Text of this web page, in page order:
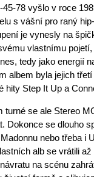
45-78 vyšlo v roce
s vášní pro raný
je vynesly na
vlastnímu
tedy jako energií
albem byla jejich
hity Step It Up a
turné se ale Stereo
Dokonce se dlouho
nebo třeba i
alb se vrátili
na scénu